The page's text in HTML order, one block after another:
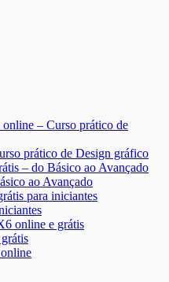
prático de Design gráfico
ao Avançado